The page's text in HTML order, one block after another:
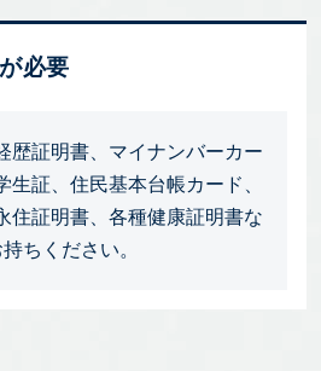
必要
歴証明書、マイナンバーカー
生証、住民基本台帳カード、
住証明書、各種健康証明書な
ちください。